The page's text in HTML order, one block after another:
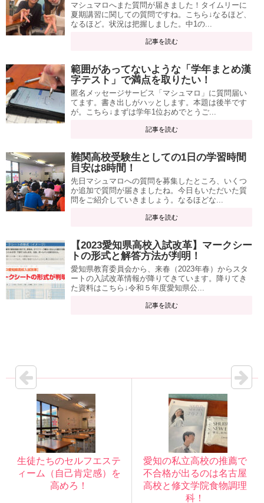
マシュマロへまた質問が届きました！タイムリーに
夏期講習に関しての質問ですね。こちら↓なるほど、
なるほど。状況は把握しました。中1の...
記事を読む
範囲があってないような「学年まとめ漢
字テスト」で満点を取りたい！
匿名メッセージサービス「マシュマロ」に質問届い
てます。書き出しがハッとします。本題は後半です
が。こちら↓まずは学年1位おめでとうご...
記事を読む
難関高校受験生としての1日の学習時間
目安は8時間！
先日マシュマロへの質問を募集したところ、いくつ
か追加で質問が届きましたね。今日もいただいた質
問をご紹介していきましょう。なるほどな...
記事を読む
【2023愛知県高校入試改革】マークシー
トの形式と解答方法が判明！
愛知県教育委員会から、来春（2023年春）からスタ
ートの入試改革情報が降りてきています。降りてき
た資料はこちら↓令和５年度愛知県公...
記事を読む
生徒たちのセルフエステ
ィーム（自己肯定感）を
高めろ！
愛知の私立高校の推薦で
不合格が出るのは名古屋
高校と修文学院食物調理
科！